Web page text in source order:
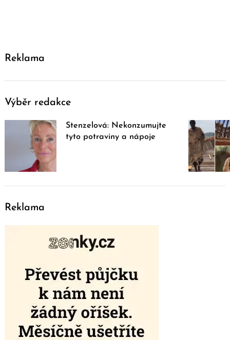
Reklama
Výběr redakce
Stenzelová: Nekonzumujte
tyto potraviny a nápoje
Reklama